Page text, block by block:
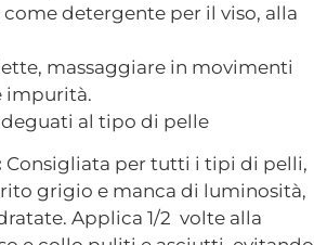
detergente per il viso, alla
massaggiare in movimenti
impurità.
al tipo di pelle
Consigliata per tutti i tipi di pelli,
grigio e manca di luminosità,
Applica 1/2 volte alla